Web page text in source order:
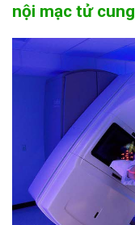
nội mạc tử cung